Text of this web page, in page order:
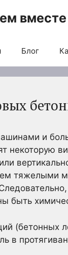
вместе
Блог
и
некоторую
тяжелыми
быть
(бетонных